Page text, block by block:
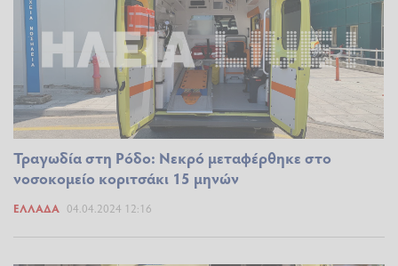
Τραγωδία στη Ρόδο: Νεκρό μεταφέρθηκε στο
νοσοκομείο κοριτσάκι 15 μηνών
ΕΛΛΆΔΑ 04.04.2024 12:16